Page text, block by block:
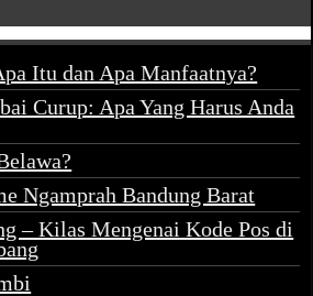
Itu dan Apa Manfaatnya?
Curup: Apa Yang Harus Anda
Ngamprah Bandung Barat
– Kilas Mengenai Kode Pos di